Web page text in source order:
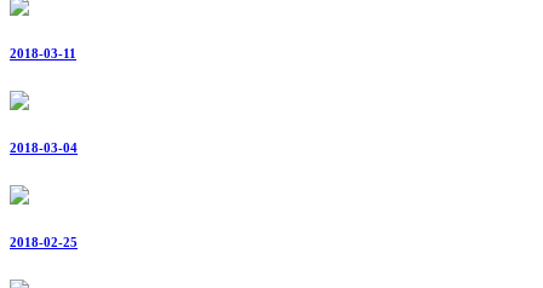
2018-03-11
2018-03-04
2018-02-25